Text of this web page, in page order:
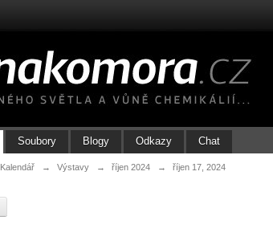
Soubory Blogy Odkazy Chat
Kalendář → Výstavy → říjen 2024 → říjen 17, 2024